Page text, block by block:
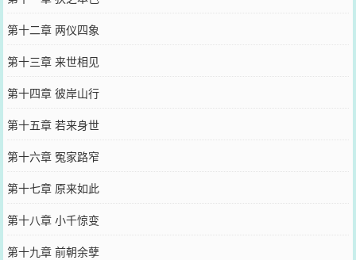
第十二章 两仪四象
第十三章 来世相见
第十四章 彼岸山行
第十五章 若来身世
第十六章 冤家路窄
第十七章 原来如此
第十八章 小千惊变
第十九章 前朝余孽